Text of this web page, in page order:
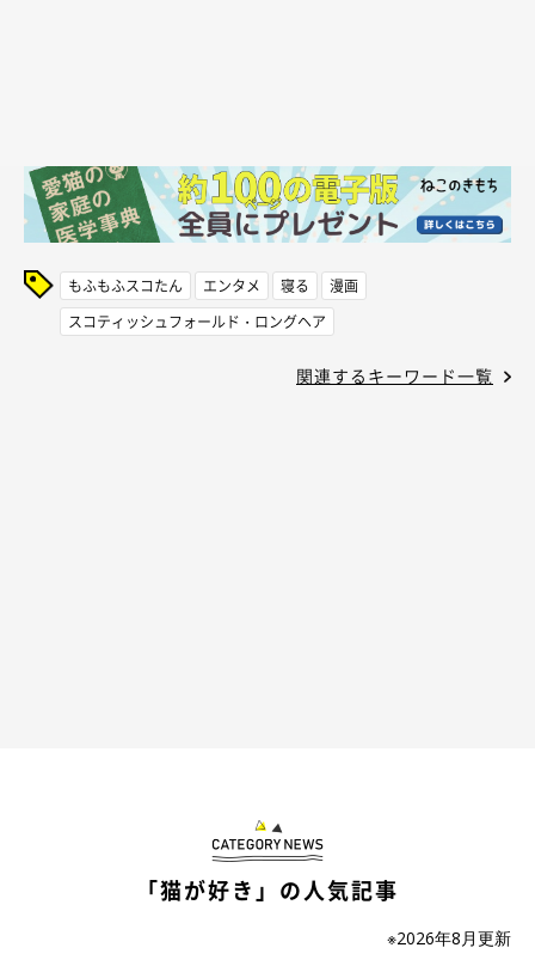
もふもふスコたん エンタメ 寝る
漫画
スコティッシュフォールド・ロングヘア
関連するキーワード一覧
「猫が好き」の人気記事
※2026年8月更新